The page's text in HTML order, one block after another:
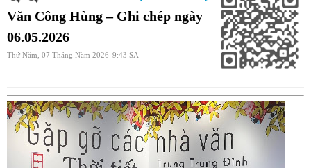
Văn Công Hùng – Ghi chép ngày
06.05.2026
Thứ Năm, 07 Tháng Năm 2026 9:43 SA